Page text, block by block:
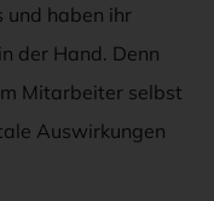
und haben ihr
der Hand. Denn
Mitarbeiter selbst
Auswirkungen